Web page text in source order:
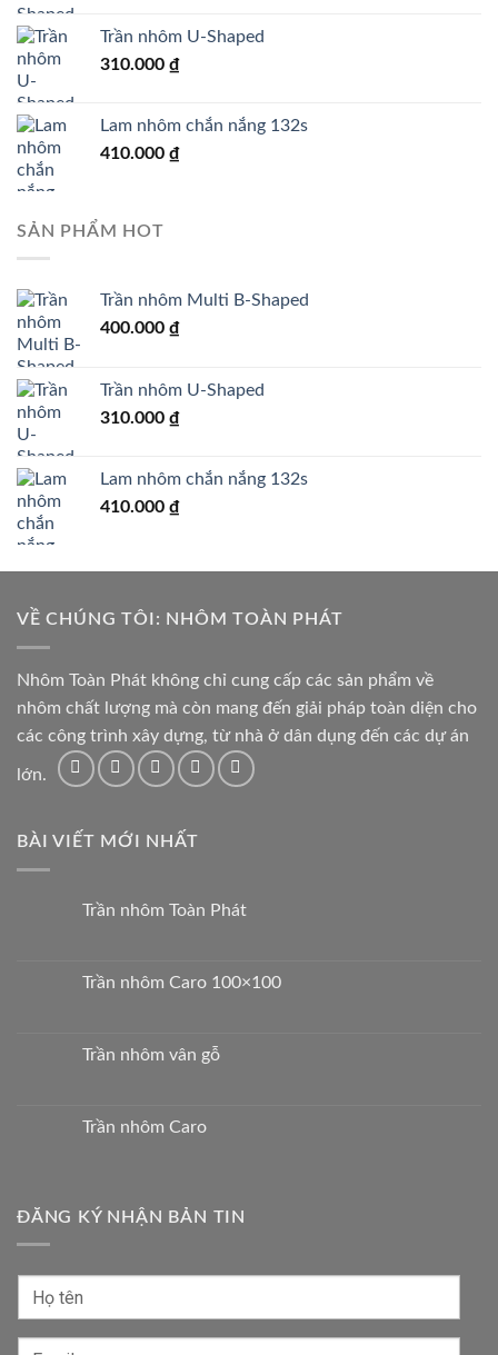
Trần nhôm U-Shaped
310.000 ₫
Lam nhôm chắn nắng 132s
410.000 ₫
SẢN PHẨM HOT
Trần nhôm Multi B-Shaped
400.000 ₫
Trần nhôm U-Shaped
310.000 ₫
Lam nhôm chắn nắng 132s
410.000 ₫
VỀ CHÚNG TÔI: NHÔM TOÀN PHÁT
Nhôm Toàn Phát không chỉ cung cấp các sản phẩm về
nhôm chất lượng mà còn mang đến giải pháp toàn diện cho
các công trình xây dựng, từ nhà ở dân dụng đến các dự án
lớn.
BÀI VIẾT MỚI NHẤT
Trần nhôm Toàn Phát
Trần nhôm Caro 100×100
Trần nhôm vân gỗ
Trần nhôm Caro
ĐĂNG KÝ NHẬN BẢN TIN